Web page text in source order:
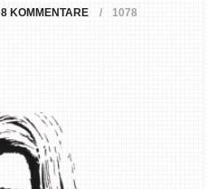
8 KOMMENTARE
1078